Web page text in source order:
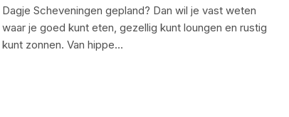
Dagje Scheveningen gepland? Dan wil je vast weten
waar je goed kunt eten, gezellig kunt loungen en rustig
kunt zonnen. Van hippe…